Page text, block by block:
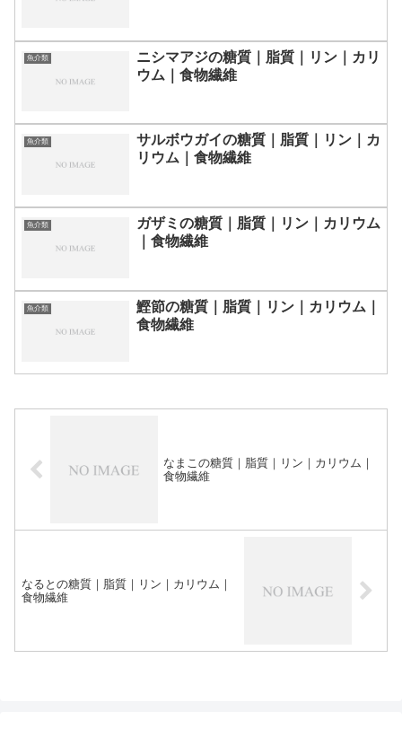
魚介類
ニシマアジの糖質｜脂質｜リン｜カリ
ウム｜食物繊維
魚介類
サルボウガイの糖質｜脂質｜リン｜カ
リウム｜食物繊維
魚介類
ガザミの糖質｜脂質｜リン｜カリウム
｜食物繊維
魚介類
鰹節の糖質｜脂質｜リン｜カリウム｜
食物繊維
なまこの糖質｜脂質｜リン｜カリウム｜
食物繊維
なるとの糖質｜脂質｜リン｜カリウム｜
食物繊維